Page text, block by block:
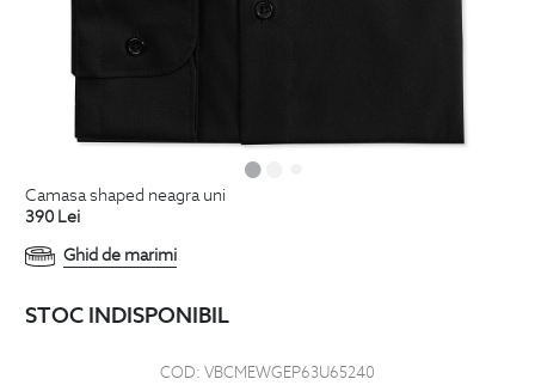
camasa shaped neagra uni
390 Lei
Ghid de marimi
STOC INDISPONIBIL
COD: VBCMEWGEP63U65240